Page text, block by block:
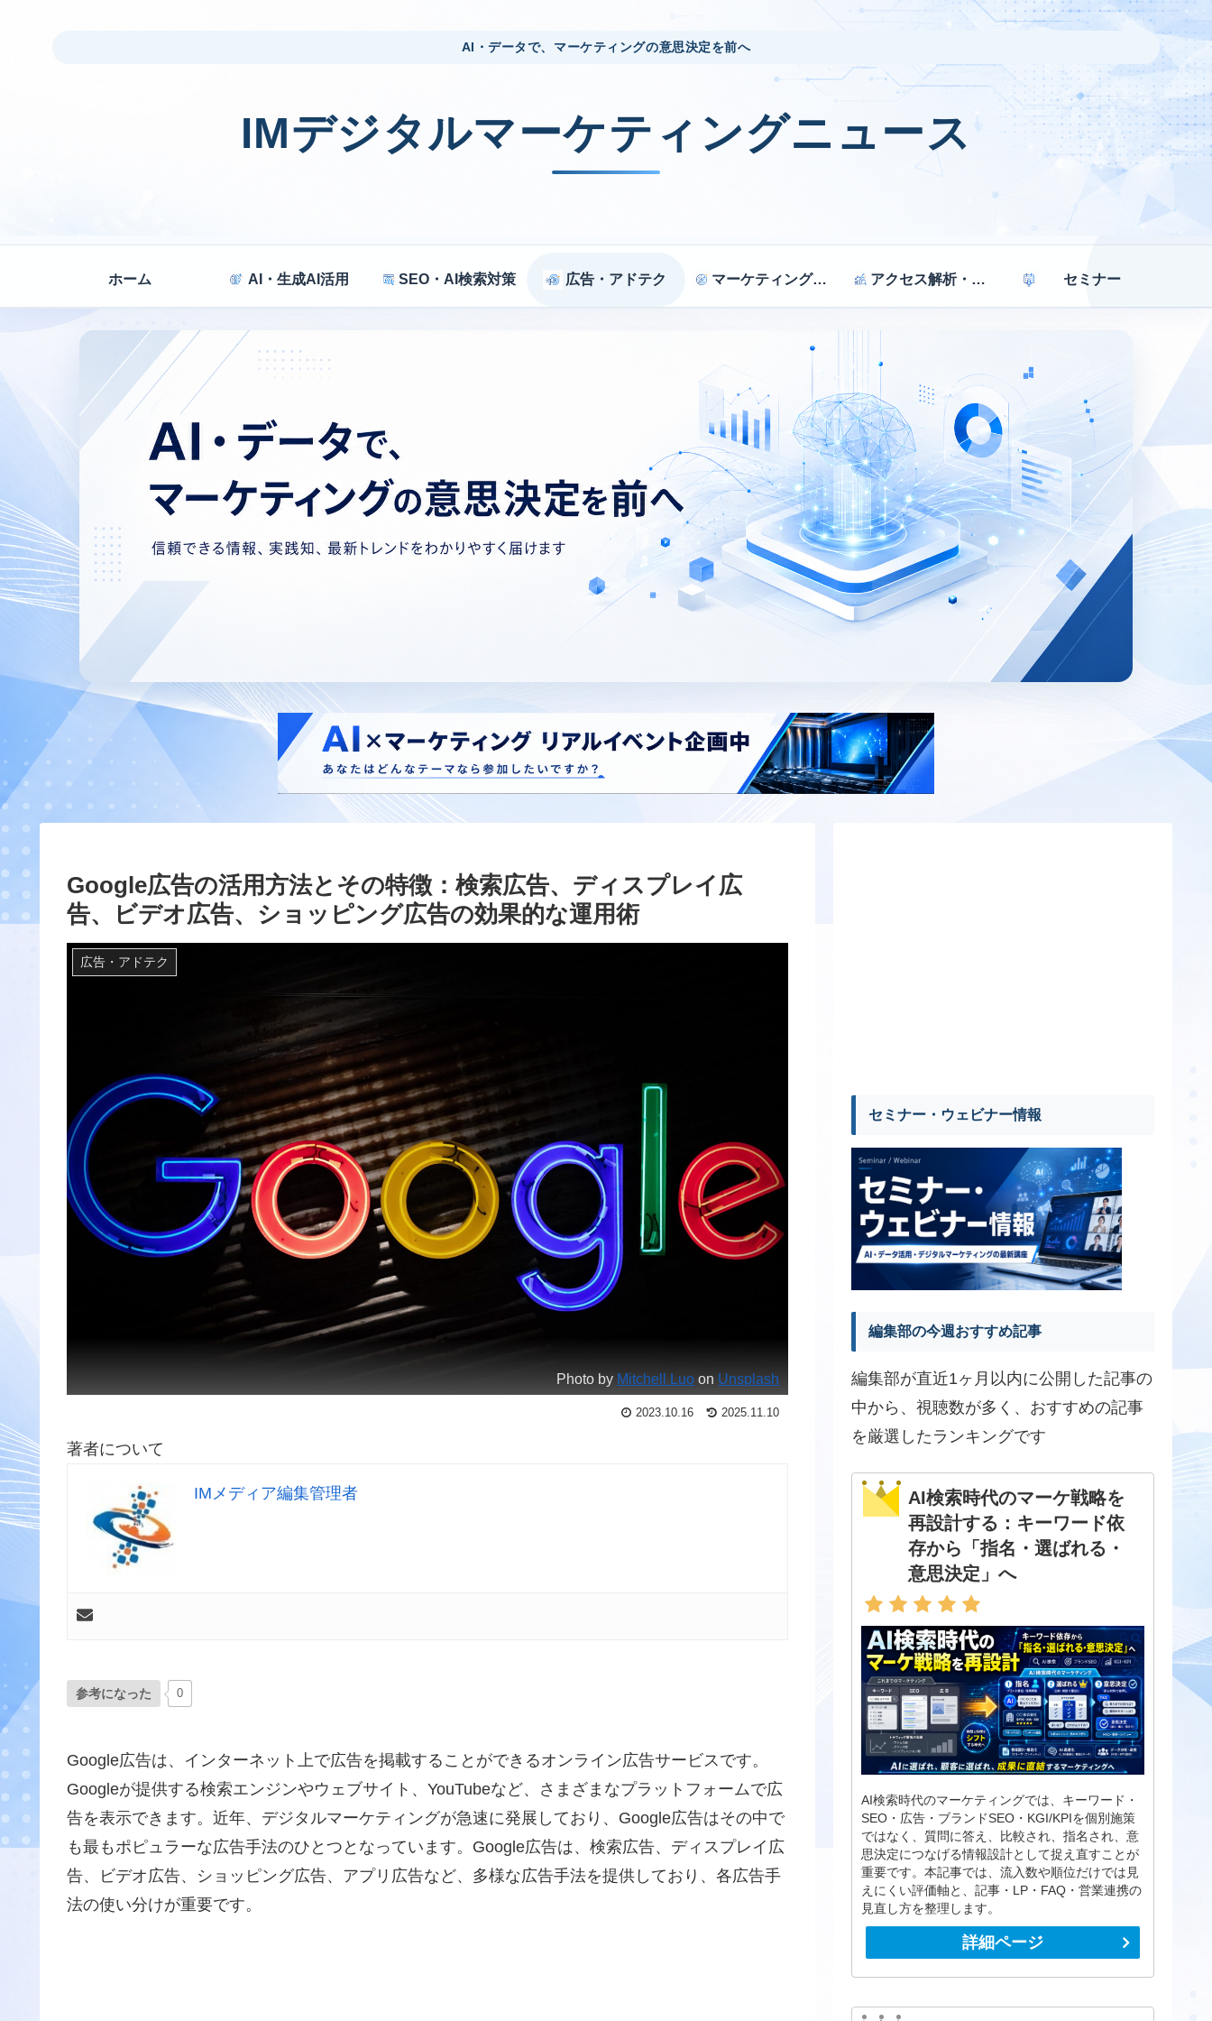
AI・データで、マーケティングの意思決定を前へ
IMデジタルマーケティングニュース
ホーム AI・生成AI活用 SEO・AI検索対策 広告・アドテク マーケティング戦略 アクセス解析・効果測定 セミナー
Google広告の活用方法とその特徴：検索広告、ディスプレイ広
告、ビデオ広告、ショッピング広告の効果的な運用術
広告・アドテク
Photo by Mitchell Luo on Unsplash
2023.10.16 2025.11.10
著者について
IMメディア編集管理者
参考になった 0
Google広告は、インターネット上で広告を掲載することができるオンライン広告サービスです。
Googleが提供する検索エンジンやウェブサイト、YouTubeなど、さまざまなプラットフォームで広
告を表示できます。近年、デジタルマーケティングが急速に発展しており、Google広告はその中で
も最もポピュラーな広告手法のひとつとなっています。Google広告は、検索広告、ディスプレイ広
告、ビデオ広告、ショッピング広告、アプリ広告など、多様な広告手法を提供しており、各広告手
法の使い分けが重要です。
セミナー・ウェビナー情報
編集部の今週おすすめ記事
編集部が直近1ヶ月以内に公開した記事の
中から、視聴数が多く、おすすめの記事
を厳選したランキングです
AI検索時代のマーケ戦略を
再設計する：キーワード依
存から「指名・選ばれる・
意思決定」へ
AI検索時代のマーケティングでは、キーワード・
SEO・広告・ブランドSEO・KGI/KPIを個別施策
ではなく、質問に答え、比較され、指名され、意
思決定につなげる情報設計として捉え直すことが
重要です。本記事では、流入数や順位だけでは見
えにくい評価軸と、記事・LP・FAQ・営業連携の
見直し方を整理します。
詳細ページ